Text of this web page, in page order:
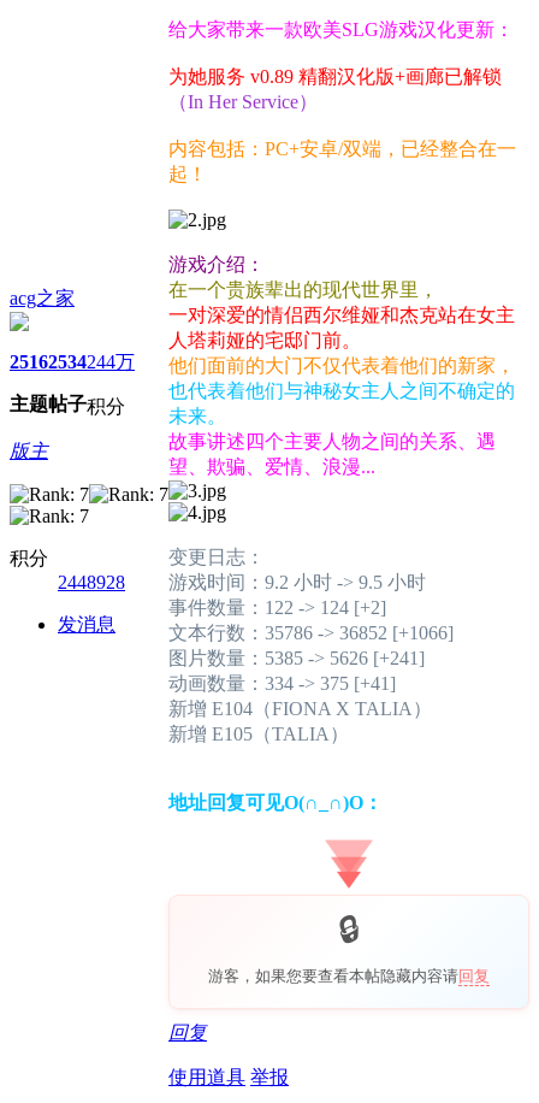
acg之家
2516
主题
2534
帖子
244万
积分
版主
积分
2448928
发消息
给大家带来一款欧美SLG游戏汉化更新：
为她服务 v0.89 精翻汉化版+画廊已解锁
（In Her Service）
内容包括：PC+安卓/双端，已经整合在一
起！
游戏介绍：
在一个贵族辈出的现代世界里，
一对深爱的情侣西尔维娅和杰克站在女主
人塔莉娅的宅邸门前。
他们面前的大门不仅代表着他们的新家，
也代表着他们与神秘女主人之间不确定的
未来。
故事讲述四个主要人物之间的关系、遇
望、欺骗、爱情、浪漫...
变更日志：
游戏时间：9.2 小时 -> 9.5 小时
事件数量：122 -> 124 [+2]
文本​​行数：35786 -> 36852 [+1066]
图片数量：5385 -> 5626 [+241]
动画数量：334 -> 375 [+41]
新增 E104（FIONA X TALIA）
新增 E105（TALIA）
地址回复可见O(∩_∩)O：
游客，如果您要查看本帖隐藏内容请回复
回复
使用道具 举报